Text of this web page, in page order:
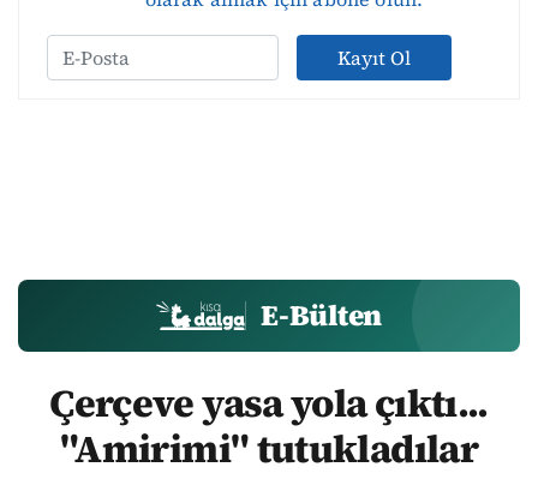
Kayıt Ol
E-Bülten
Çerçeve yasa yola çıktı...
"Amirimi" tutukladılar